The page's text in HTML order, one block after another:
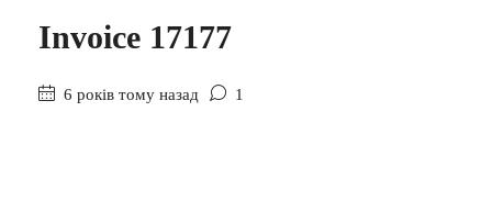
Invoice 17177
6 років тому назад 1